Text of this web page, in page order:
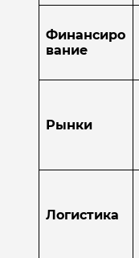
Финансиро
вание
Рынки
Логистика